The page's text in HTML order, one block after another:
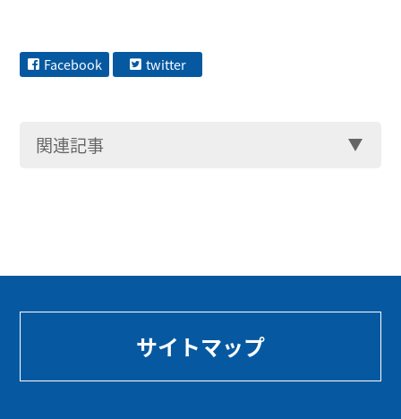
Facebook twitter
関連記事
サイトマップ